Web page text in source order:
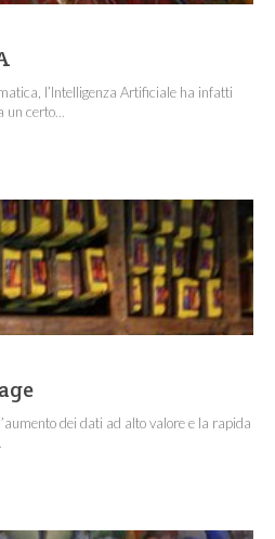
l’Intelligenza Artificiale ha infatti
un certo...
dei dati ad alto valore e la rapida